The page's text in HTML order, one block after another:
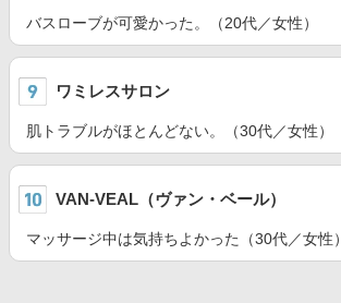
バスローブが可愛かった。（20代／女性）
ワミレスサロン
肌トラブルがほとんどない。（30代／女性）
VAN-VEAL（ヴァン・ベール）
マッサージ中は気持ちよかった（30代／女性）